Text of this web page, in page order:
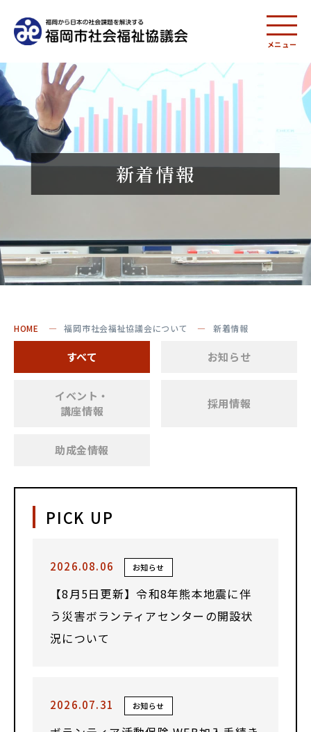
メニュー
新着情報
HOME 福岡市社会福祉協議会について 新着情報
すべて お知らせ
イベント・
講座情報
採用情報
助成金情報
PICK UP
2026.08.06 お知らせ
【8月5日更新】令和8年熊本地震に伴
う災害ボランティアセンターの開設状
況について
2026.07.31 お知らせ